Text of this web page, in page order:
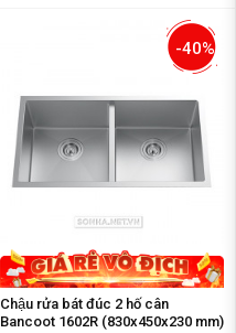
-40%
Chậu rửa bát đúc 2 hố cân
Bancoot 1602R (830x450x230 mm)